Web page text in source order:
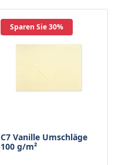
Sparen Sie 30%
C7 Vanille Umschläge
100 g/m²